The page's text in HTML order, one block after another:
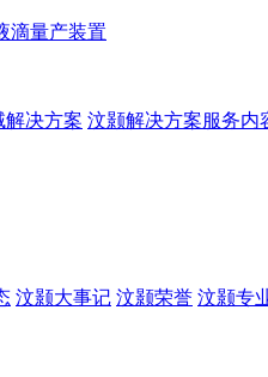
滴量产装置
解决方案 汶颢解决方案服务内
汶颢大事记 汶颢荣誉 汶颢专